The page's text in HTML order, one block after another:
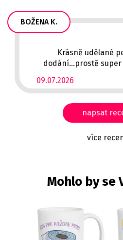
BOŽENA K.
09.07.2026
Krásně udělané
napsat
více
Mohlo by se